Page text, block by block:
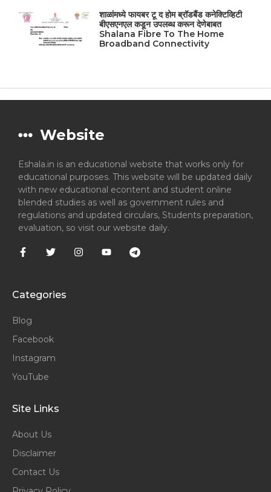
शाळांमध्ये फायबर टू द होम ब्रॉडबैंड कनेक्टिव्हिटी
बीएसएनएल कडून उपलब्ध करून देणेबाबत
Shalana Fibre To The Home
Broadband Connectivity
Website
Eshala.in is an educational website that works only for
educational purposes. This website will be updated daily
with new educational econtent and student online
blended studies as well as government rules and
regulations and updated circulars, Students preparation,
evaluation, so visit our website daily.
Categories
Blog
Facebook
Instagram
YouTube
Site Links
About Us
Disclaimer
Contact Us